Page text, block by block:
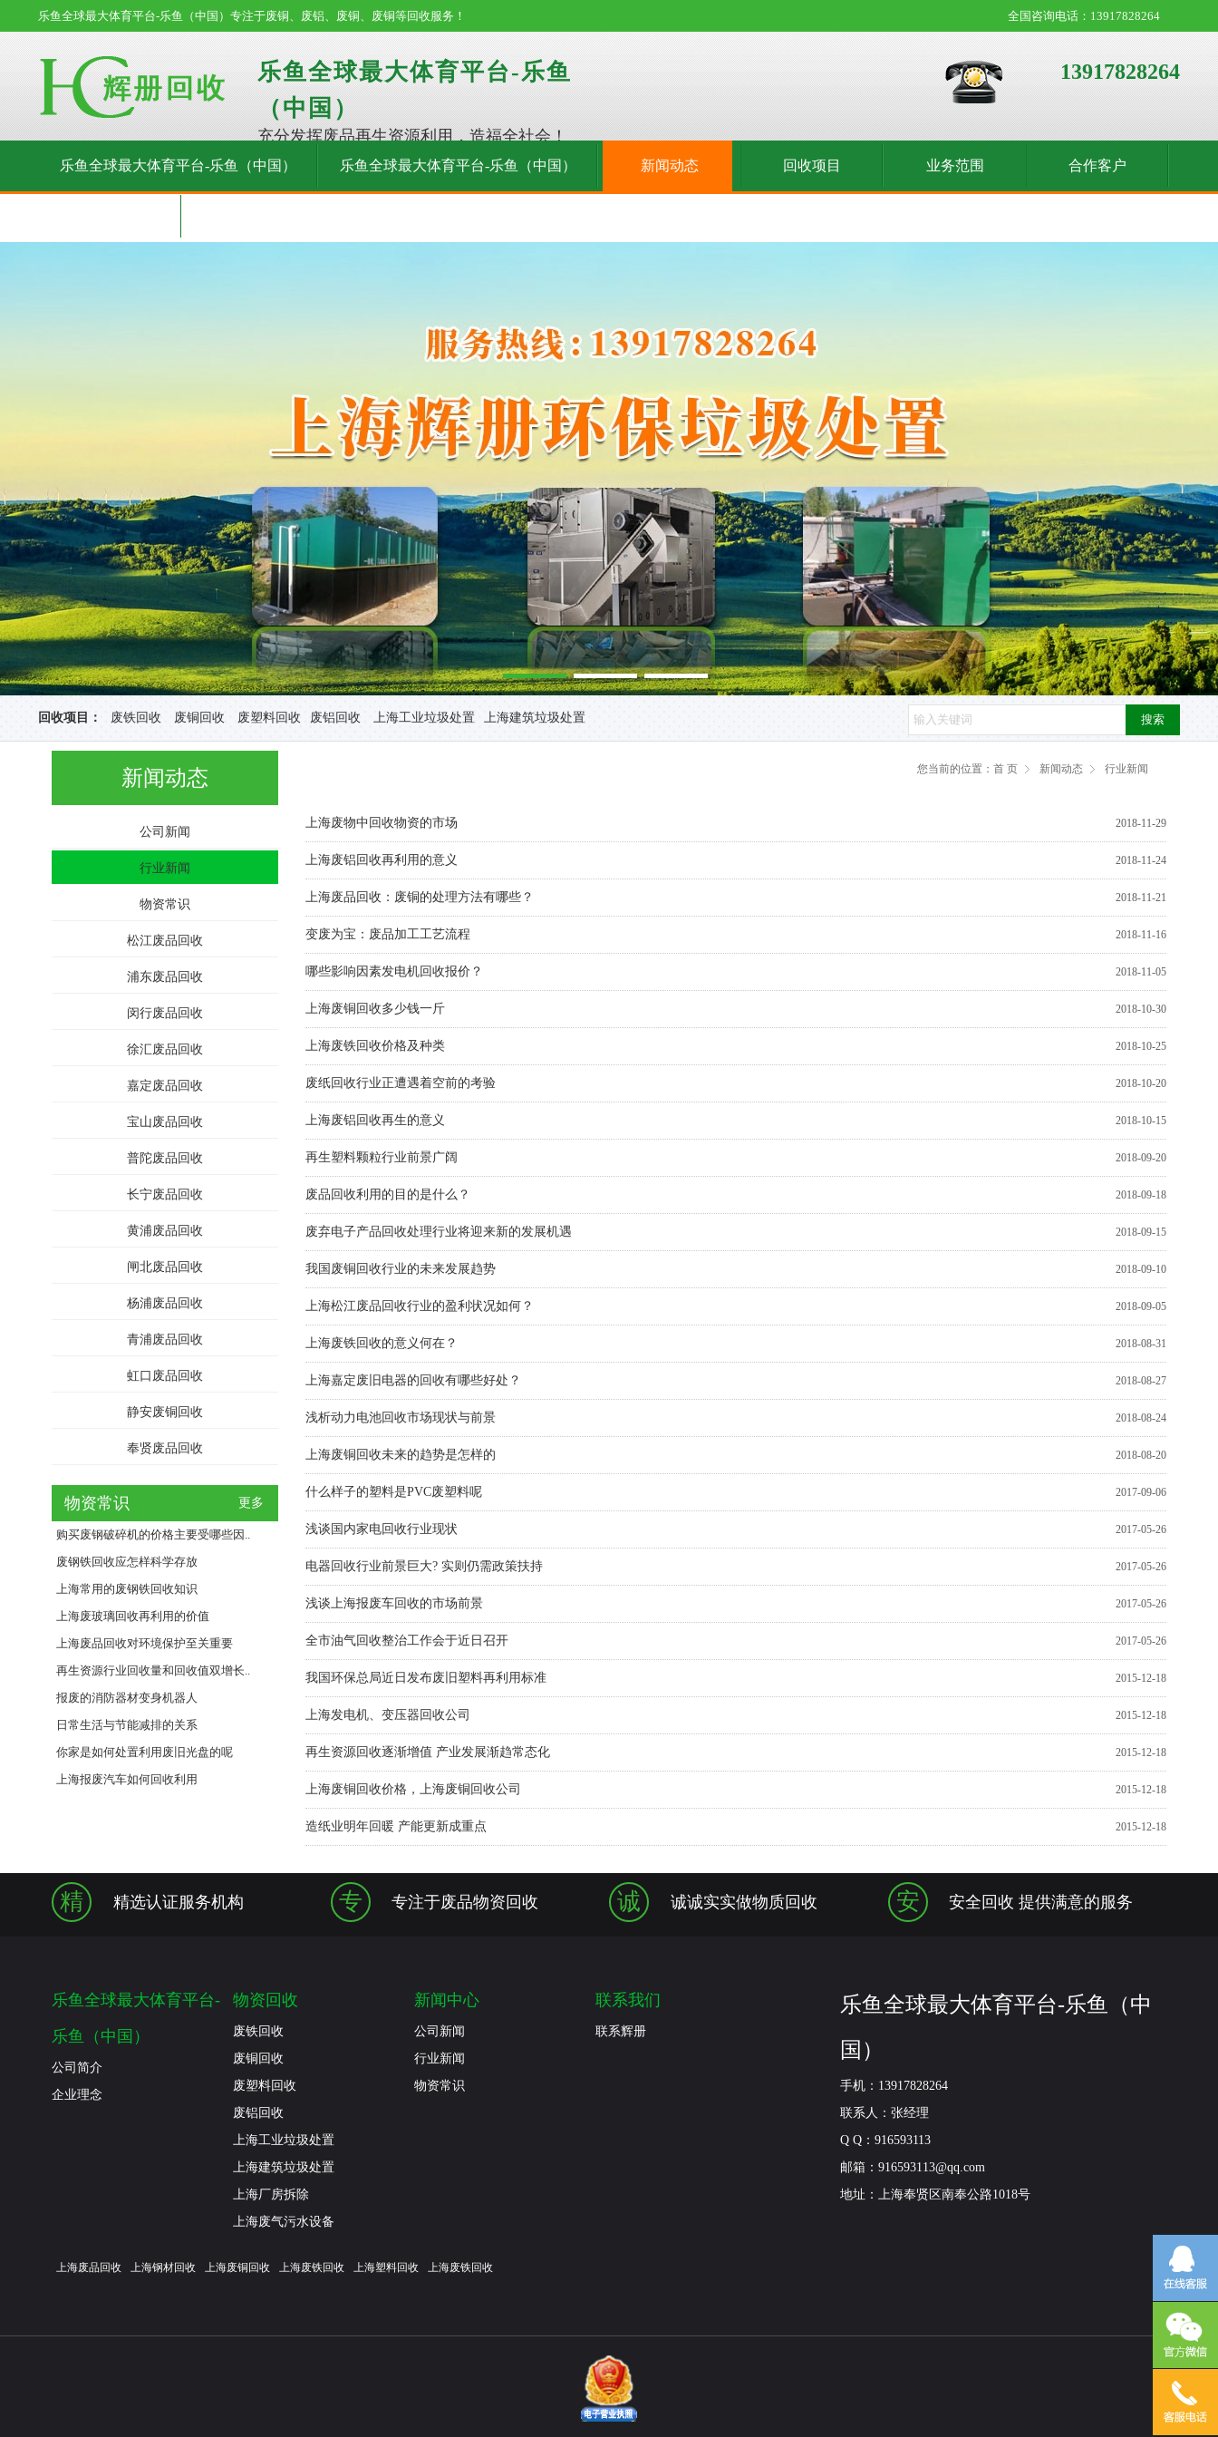
乐鱼全球最大体育平台-乐鱼（中国）专注于废铜、废铝、废铜、废铜等回收服务！ 全国咨询电话：13917828264
乐鱼全球最大体育平台-乐鱼
（中国）
充分发挥废品再生资源利用，造福全社会！
13917828264
乐鱼全球最大体育平台-乐鱼（中国） 乐鱼全球最大体育平台-乐鱼（中国） 新闻动态 回收项目 业务范围 合作客户
回收项目： 废铁回收 废铜回收 废塑料回收 废铝回收 上海工业垃圾处置 上海建筑垃圾处置 搜索
新闻动态
公司新闻
行业新闻
物资常识
松江废品回收
浦东废品回收
闵行废品回收
徐汇废品回收
嘉定废品回收
宝山废品回收
普陀废品回收
长宁废品回收
黄浦废品回收
闸北废品回收
杨浦废品回收
青浦废品回收
虹口废品回收
静安废铜回收
奉贤废品回收
物资常识 更多
购买废钢破碎机的价格主要受哪些因..
废钢铁回收应怎样科学存放
上海常用的废钢铁回收知识
上海废玻璃回收再利用的价值
上海废品回收对环境保护至关重要
再生资源行业回收量和回收值双增长..
报废的消防器材变身机器人
日常生活与节能减排的关系
你家是如何处置利用废旧光盘的呢
上海报废汽车如何回收利用
您当前的位置： 首 页 新闻动态 行业新闻
上海废物中回收物资的市场 2018-11-29
上海废铝回收再利用的意义 2018-11-24
上海废品回收：废铜的处理方法有哪些？ 2018-11-21
变废为宝：废品加工工艺流程 2018-11-16
哪些影响因素发电机回收报价？ 2018-11-05
上海废铜回收多少钱一斤 2018-10-30
上海废铁回收价格及种类 2018-10-25
废纸回收行业正遭遇着空前的考验 2018-10-20
上海废铝回收再生的意义 2018-10-15
再生塑料颗粒行业前景广阔 2018-09-20
废品回收利用的目的是什么？ 2018-09-18
废弃电子产品回收处理行业将迎来新的发展机遇 2018-09-15
我国废铜回收行业的未来发展趋势 2018-09-10
上海松江废品回收行业的盈利状况如何？ 2018-09-05
上海废铁回收的意义何在？ 2018-08-31
上海嘉定废旧电器的回收有哪些好处？ 2018-08-27
浅析动力电池回收市场现状与前景 2018-08-24
上海废铜回收未来的趋势是怎样的 2018-08-20
什么样子的塑料是PVC废塑料呢 2017-09-06
浅谈国内家电回收行业现状 2017-05-26
电器回收行业前景巨大? 实则仍需政策扶持 2017-05-26
浅谈上海报废车回收的市场前景 2017-05-26
全市油气回收整治工作会于近日召开 2017-05-26
我国环保总局近日发布废旧塑料再利用标准 2015-12-18
上海发电机、变压器回收公司 2015-12-18
再生资源回收逐渐增值 产业发展渐趋常态化 2015-12-18
上海废铜回收价格，上海废铜回收公司 2015-12-18
造纸业明年回暖 产能更新成重点 2015-12-18
精 精选认证服务机构 专 专注于废品物资回收 诚 诚诚实实做物质回收 安 安全回收 提供满意的服务
乐鱼全球最大体育平台-
乐鱼（中国）
公司简介
企业理念
物资回收
废铁回收
废铜回收
废塑料回收
废铝回收
上海工业垃圾处置
上海建筑垃圾处置
上海厂房拆除
上海废气污水设备
新闻中心
公司新闻
行业新闻
物资常识
联系我们
联系辉册
乐鱼全球最大体育平台-乐鱼（中
国）
手机：13917828264
联系人：张经理
Q Q：916593113
邮箱：916593113@qq.com
地址：上海奉贤区南奉公路1018号
上海废品回收 上海钢材回收 上海废铜回收 上海废铁回收 上海塑料回收 上海废铁回收